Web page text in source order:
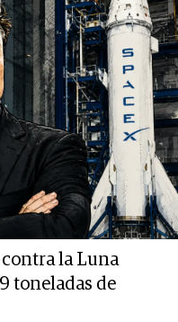
contra la Luna
toneladas de